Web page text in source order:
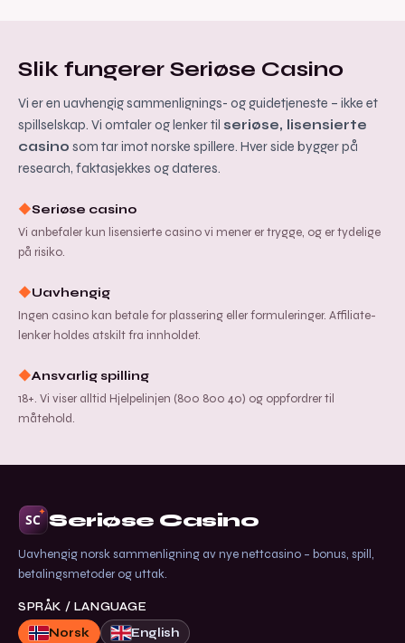
Slik fungerer Seriøse Casino
Vi er en uavhengig sammenlignings- og guidetjeneste – ikke et
spillselskap. Vi omtaler og lenker til seriøse, lisensierte
casino som tar imot norske spillere. Hver side bygger på
research, faktasjekkes og dateres.
◆Seriøse casino
Vi anbefaler kun lisensierte casino vi mener er trygge, og er tydelige
på risiko.
◆Uavhengig
Ingen casino kan betale for plassering eller formuleringer. Affiliate-
lenker holdes atskilt fra innholdet.
◆Ansvarlig spilling
18+. Vi viser alltid Hjelpelinjen (800 800 40) og oppfordrer til
måtehold.
Seriøse Casino
Uavhengig norsk sammenligning av nye nettcasino – bonus, spill,
betalingsmetoder og uttak.
SPRÅK / LANGUAGE
Norsk
English